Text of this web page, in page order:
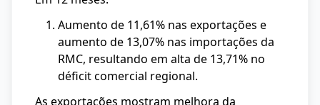
Aumento de 11,61% nas exportações e
aumento de 13,07% nas importações da
RMC, resultando em alta de 13,71% no
déficit comercial regional.
As exportações mostram melhora da